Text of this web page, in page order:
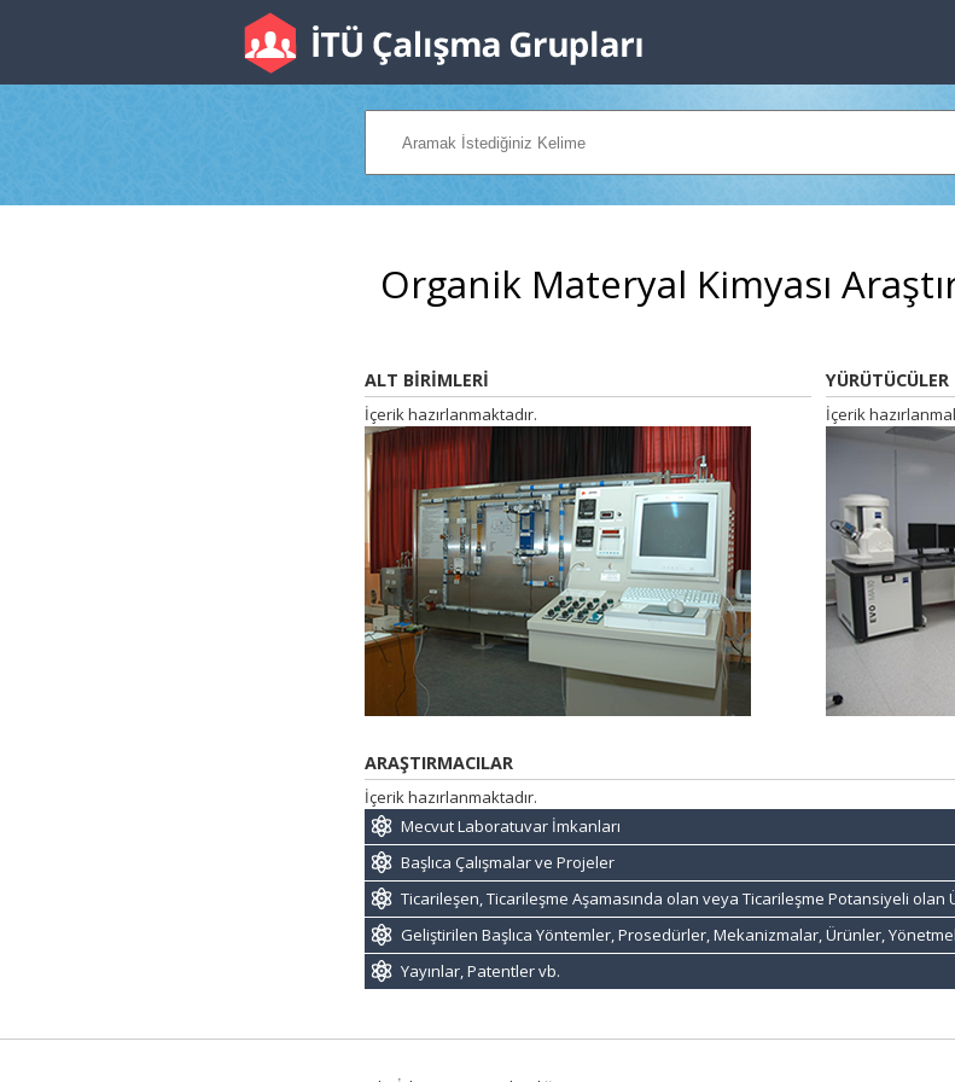
Organik Materyal Kimyası
ALT BİRİMLERİ
İçerik hazırlanmaktadır.
YÜRÜTÜCÜLER
İçerik
ARAŞTIRMACILAR
İçerik hazırlanmaktadır.
Mecvut Laboratuvar İmkanları
Başlıca Çalışmalar ve Projeler
Ticarileşen, Ticarileşme Aşamasında olan veya Ticarileşme Potansiyeli olan
Geliştirilen Başlıca Yöntemler, Prosedürler, Mekanizmalar, Ürünler,
Yayınlar, Patentler vb.